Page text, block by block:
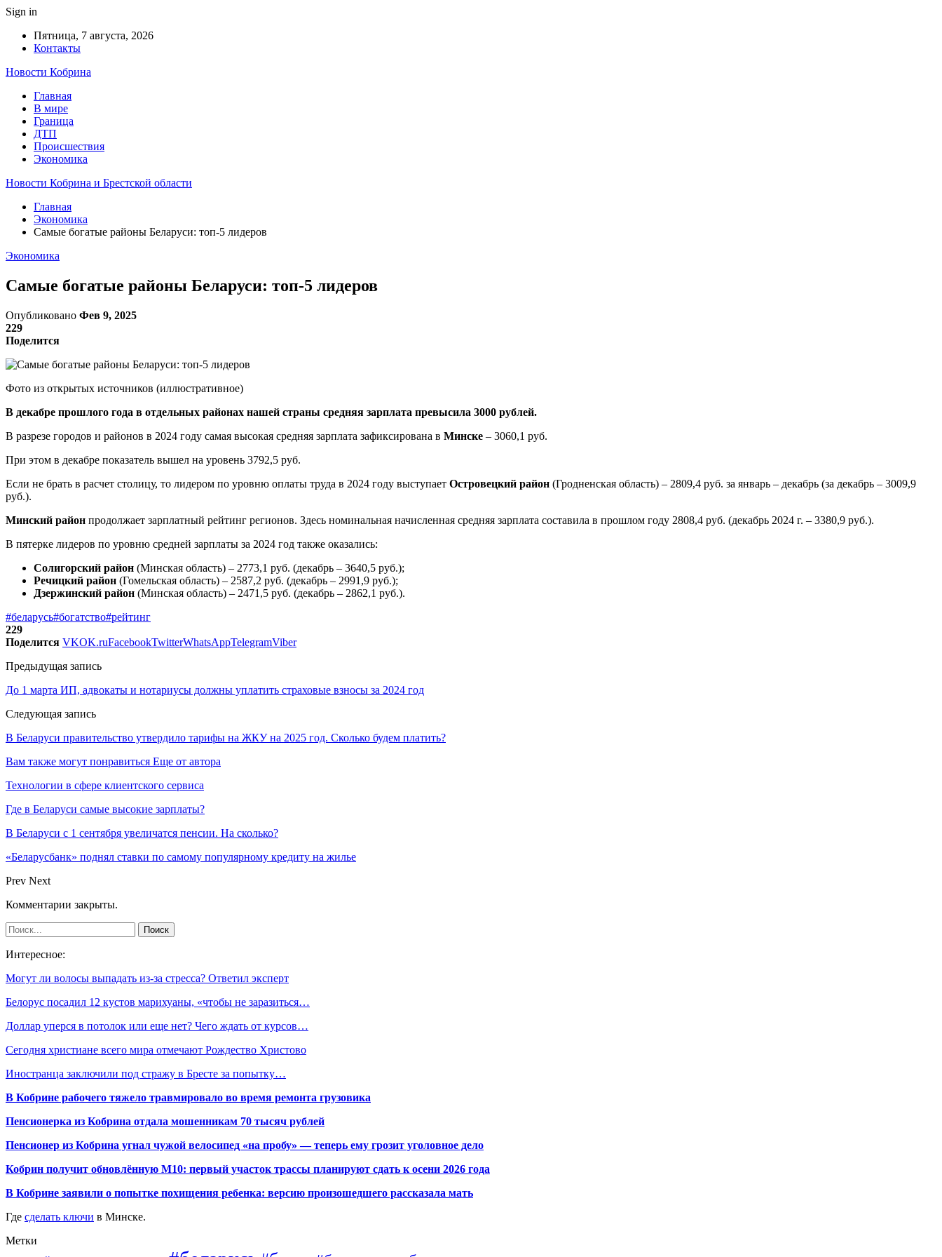
Sign in
Пятница, 7 августа, 2026
Контакты
Новости Кобрина
Главная
В мире
Граница
ДТП
Происшествия
Экономика
Новости Кобрина и Брестской области
Главная
Экономика
Самые богатые районы Беларуси: топ-5 лидеров
Экономика
Самые богатые районы Беларуси: топ-5 лидеров
Опубликовано Фев 9, 2025
229
Поделится
Фото из открытых источников (иллюстративное)
В декабре прошлого года в отдельных районах нашей страны средняя зарплата превысила 3000 рублей.
В разрезе городов и районов в 2024 году самая высокая средняя зарплата зафиксирована в Минске – 3060,1 руб.
При этом в декабре показатель вышел на уровень 3792,5 руб.
Если не брать в расчет столицу, то лидером по уровню оплаты труда в 2024 году выступает Островецкий район (Гродненская область) – 2809,4 руб. за январь – декабрь (за декабрь – 3009,9
руб.).
Минский район продолжает зарплатный рейтинг регионов. Здесь номинальная начисленная средняя зарплата составила в прошлом году 2808,4 руб. (декабрь 2024 г. – 3380,9 руб.).
В пятерке лидеров по уровню средней зарплаты за 2024 год также оказались:
Солигорский район (Минская область) – 2773,1 руб. (декабрь – 3640,5 руб.);
Речицкий район (Гомельская область) – 2587,2 руб. (декабрь – 2991,9 руб.);
Дзержинский район (Минская область) – 2471,5 руб. (декабрь – 2862,1 руб.).
#беларусь#богатство#рейтинг
229
Поделится VKOK.ruFacebookTwitterWhatsAppTelegramViber
Предыдущая запись
До 1 марта ИП, адвокаты и нотариусы должны уплатить страховые взносы за 2024 год
Следующая запись
В Беларуси правительство утвердило тарифы на ЖКУ на 2025 год. Сколько будем платить?
Вам также могут понравиться Еще от автора
Технологии в сфере клиентского сервиса
Где в Беларуси самые высокие зарплаты?
В Беларуси с 1 сентября увеличатся пенсии. На сколько?
«Беларусбанк» поднял ставки по самому популярному кредиту на жилье
Prev Next
Комментарии закрыты.
Интересное:
Могут ли волосы выпадать из-за стресса? Ответил эксперт
Белорус посадил 12 кустов марихуаны, «чтобы не заразиться…
Доллар уперся в потолок или еще нет? Чего ждать от курсов…
Сегодня христиане всего мира отмечают Рождество Христово
Иностранца заключили под стражу в Бресте за попытку…
В Кобрине рабочего тяжело травмировало во время ремонта грузовика
Пенсионерка из Кобрина отдала мошенникам 70 тысяч рублей
Пенсионер из Кобрина угнал чужой велосипед «на пробу» — теперь ему грозит уголовное дело
Кобрин получит обновлённую М10: первый участок трассы планируют сдать к осени 2026 года
В Кобрине заявили о попытке похищения ребенка: версию произошедшего рассказала мать
Где сделать ключи в Минске.
Метки